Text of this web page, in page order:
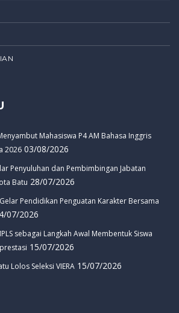
Mahasiswa P4 AM Bahasa Inggris
2026 03/08/2026
Penyuluhan dan Pembimbingan Jabatan
Batu 28/07/2026
Gelar Pendidikan Penguatan Karakter Bersama
07/2026
sebagai Langkah Awal Membentuk Siswa
15/07/2026
Lolos Seleksi VIERA 15/07/2026